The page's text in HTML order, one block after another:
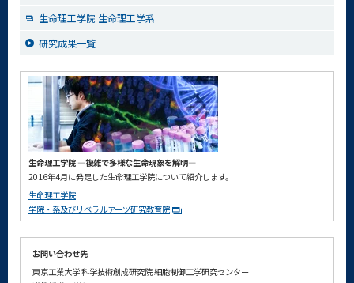
生命理工学院 生命理工学系
研究成果一覧
生命理工学院 ―複雑で多様な生命現象を解明―
2016年4月に発足した生命理工学院について紹介します。
生命理工学院
学院・系及びリベラルアーツ研究教育院
お問い合わせ先
東京工業大学 科学技術創成研究院 細胞制御工学研究センター